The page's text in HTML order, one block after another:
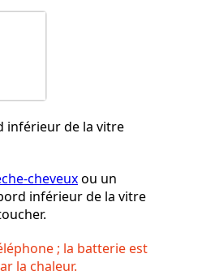
inférieur de la vitre
cheveuxou un
inférieur de la vitre
; la batterie est
la chaleur.